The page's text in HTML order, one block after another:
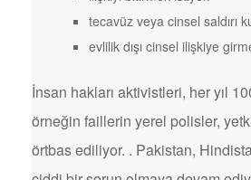
tecavüz veya cinsel saldırı
evlilik dışı cinsel ilişkiye
İnsan hakları aktivistleri, her yıl
örneğin faillerin yerel polisler,
örtbas ediliyor. . Pakistan,